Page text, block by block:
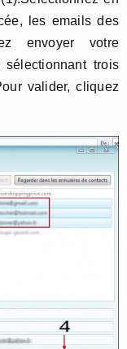
les emails des
envoyer votre
trois
valider, cliquez